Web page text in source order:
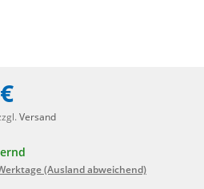
Versand
(Ausland abweichend)